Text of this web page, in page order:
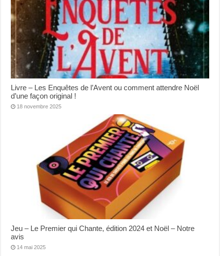
Livre – Les Enquêtes de l’Avent ou comment attendre Noël
d’une façon original !
18 novembre 2025
Jeu – Le Premier qui Chante, édition 2024 et Noël – Notre
avis
14 mai 2025